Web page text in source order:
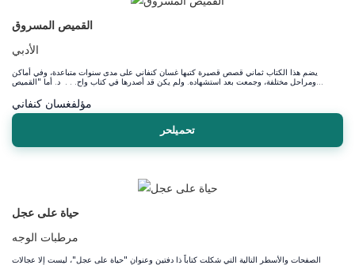
القميص المسروق
الأدبي
يضم هذا الكتاب ثماني قصص قصيرة كتبها غسان كنفاني على مدى سنوات متباعدة، وفي أماكن
مؤلفغسان كنفاني
تحميلحر
حياة على عجل
مرطبات الوجه
الصفحات والأسطر التالية التي شكلت كتاباً ذا دفتين وعنوان "حياة على عجل"، ليست إلا عجالات